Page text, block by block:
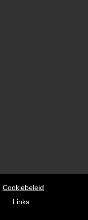
Cookiebeleid
Links